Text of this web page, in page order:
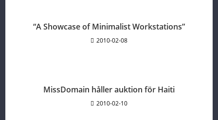
“A Showcase of Minimalist Workstations”
2010-02-08
MissDomain håller auktion för Haiti
2010-02-10